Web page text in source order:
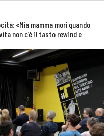
«Mia mamma morì quando
non c’è il tasto rewind e